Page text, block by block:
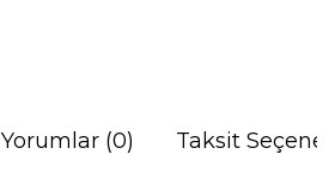
Yorumlar (0) Taksit